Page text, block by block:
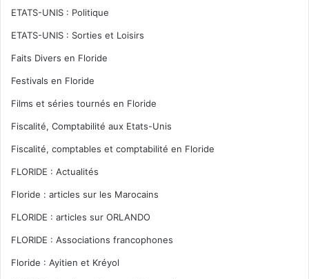
ETATS-UNIS : Politique
ETATS-UNIS : Sorties et Loisirs
Faits Divers en Floride
Festivals en Floride
Films et séries tournés en Floride
Fiscalité, Comptabilité aux Etats-Unis
Fiscalité, comptables et comptabilité en Floride
FLORIDE : Actualités
Floride : articles sur les Marocains
FLORIDE : articles sur ORLANDO
FLORIDE : Associations francophones
Floride : Ayitien et Kréyol